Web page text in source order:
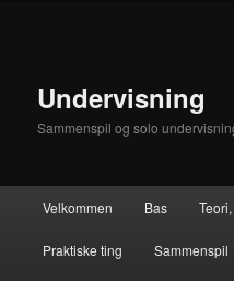
Undervisning
Sammenspil og solo
Velkommen Bas
Praktiske ting Sammenspil